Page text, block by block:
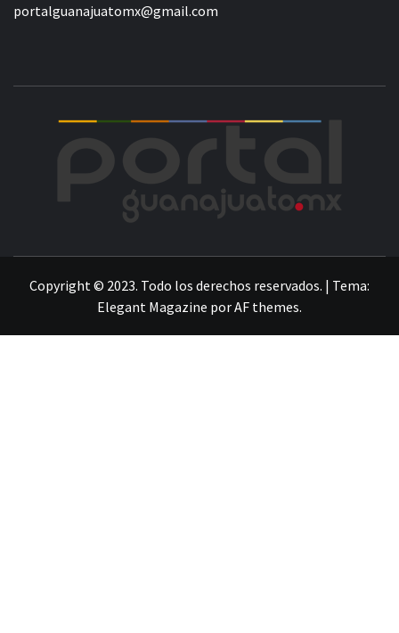
portalguanajuatomx@gmail.com
Copyright © 2023. Todo los derechos reservados. | Tema:
Elegant Magazine porAF themes.